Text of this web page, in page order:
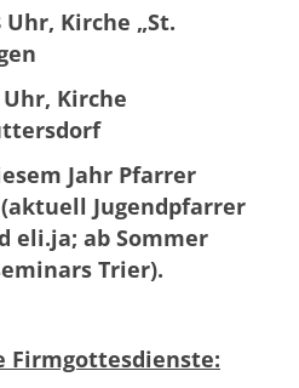
Uhr, Kirche „St.
Uhr, Kirche
Jahr Pfarrer
Jugendpfarrer
eli.ja; ab Sommer
Trier).
Firmgottesdienste: